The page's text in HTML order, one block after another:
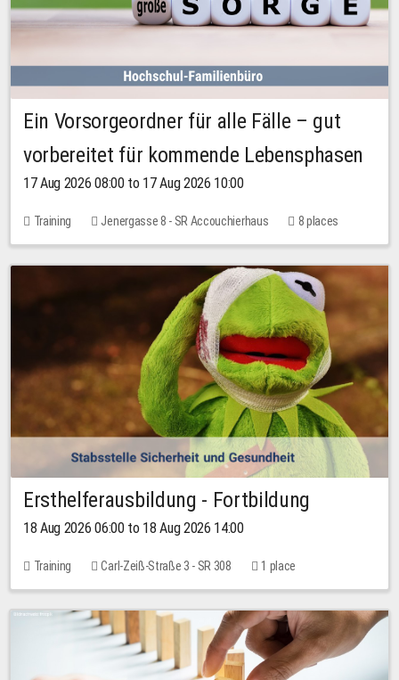
Ein Vorsorgeordner für alle Fälle – gut
vorbereitet für kommende Lebensphasen
17 Aug 2026 08:00 to 17 Aug 2026 10:00
Training Jenergasse 8 - SR Accouchierhaus 8 places
Ersthelferausbildung - Fortbildung
18 Aug 2026 06:00 to 18 Aug 2026 14:00
Training Carl-Zeiß-Straße 3 - SR 308 1 place